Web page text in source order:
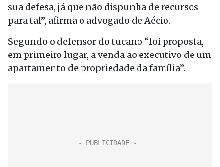
sua defesa, já que não dispunha de recursos
para tal”, afirma o advogado de Aécio.
Segundo o defensor do tucano “foi proposta,
em primeiro lugar, a venda ao executivo de um
apartamento de propriedade da família”.